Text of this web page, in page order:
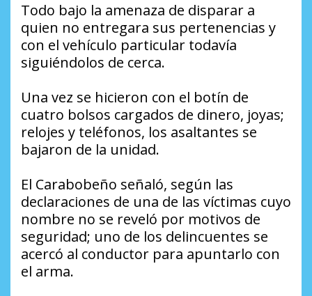
Todo bajo la amenaza de disparar a
quien no entregara sus pertenencias y
con el vehículo particular todavía
siguiéndolos de cerca.
Una vez se hicieron con el botín de
cuatro bolsos cargados de dinero, joyas;
relojes y teléfonos, los asaltantes se
bajaron de la unidad.
El Carabobeño señaló, según las
declaraciones de una de las víctimas cuyo
nombre no se reveló por motivos de
seguridad; uno de los delincuentes se
acercó al conductor para apuntarlo con
el arma.